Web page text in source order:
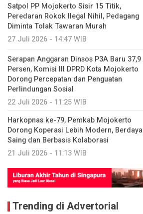
Satpol PP Mojokerto Sisir 15 Titik,
Peredaran Rokok Ilegal Nihil, Pedagang
Diminta Tolak Tawaran Murah
27 Juli 2026 - 14:47 WIB
Serapan Anggaran Dinsos P3A Baru 37,9
Persen, Komisi III DPRD Kota Mojokerto
Dorong Percepatan dan Penguatan
Perlindungan Sosial
22 Juli 2026 - 11:25 WIB
Harkopnas ke-79, Pemkab Mojokerto
Dorong Koperasi Lebih Modern, Berdaya
Saing dan Berbasis Kolaborasi
21 Juli 2026 - 11:13 WIB
Trending di Advertorial